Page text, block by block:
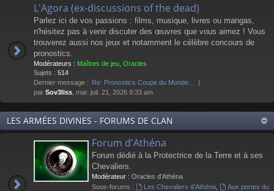
L'Agora (ex-discussions of the dead)
Parlez ici de vos passions : films, musique, livres ou mangas,
n'hésitez pas à venir discuter des œuvres que vous aimez ! Vous
trouverez aussi nos jeux et notamment le célèbre concours de
pronostics.
Modérateurs : Maîtres de jeu Oracles
Sujets : 514
Dernier message : Re: Pronostics Coupe du Monde…
par Sov3liss , mar. juil. 21, 2026 9:33 am
LES ARMÉES DIVINES - FORUMS DE CLAN
Forum d'Athéna
Forum dédié à la Protectrice de la Terre et à ses
Chevaliers.
Modérateur : Oracles d'Athéna
Sous-forums :
Les Chevaliers d'Athéna,
Aux portes du